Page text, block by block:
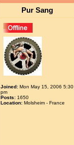
Pur Sang
Joined: Mon May 15, 2006 5:30
pm
Posts: 1650
Location: Molsheim - France